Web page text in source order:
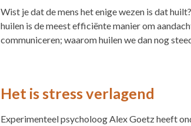
Wist je dat de mens het enige wezen is dat
huilen is de meest efficiënte manier om
communiceren; waarom huilen we dan nog
Het is stress verlagend
Experimenteel psycholoog Alex Goetz heeft